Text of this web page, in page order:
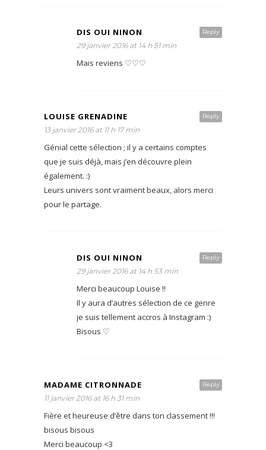
Reply
DIS OUI NINON
29 janvier 2016 at 14 h 51 min
Mais reviens ♡♡♡
Reply
LOUISE GRENADINE
13 janvier 2016 at 11 h 17 min
Génial cette sélection ; il y a certains comptes
que je suis déjà, mais j’en découvre plein
également. :)
Leurs univers sont vraiment beaux, alors merci
pour le partage.
Reply
DIS OUI NINON
29 janvier 2016 at 14 h 53 min
Merci beaucoup Louise !!
Il y aura d’autres sélection de ce genre
je suis tellement accros à Instagram :)
Bisous ♡
Reply
MADAME CITRONNADE
11 janvier 2016 at 16 h 31 min
Fière et heureuse d’être dans ton classement !!!
bisous bisous
Merci beaucoup <3